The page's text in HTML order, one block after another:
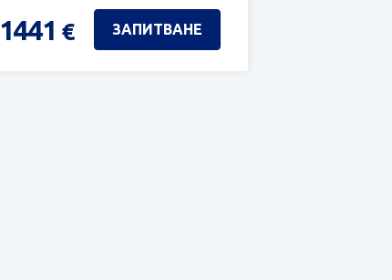
1441 € ЗАПИТВАНЕ